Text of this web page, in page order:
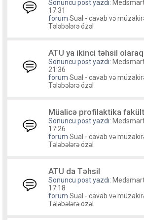
Sonuncu post yazdı:
17:31
forum Sual - cavab və
Tələbələrə özəl
ATU ya ikinci təhsil
Sonuncu post yazdı:
21:36
forum Sual - cavab və
Tələbələrə özəl
Müalicə profilaktika
Sonuncu post yazdı:
17:26
forum Sual - cavab və
Tələbələrə özəl
ATU da Təhsil
Sonuncu post yazdı:
17:18
forum Sual - cavab və
Tələbələrə özəl